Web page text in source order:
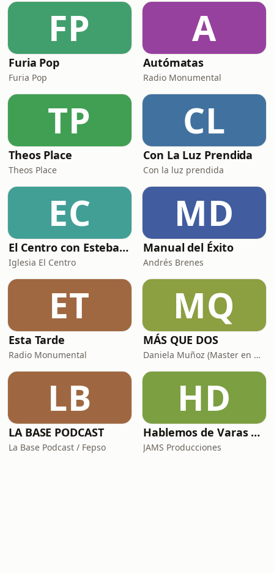
FP
Furia Pop
Furia Pop
A
Autómatas
Radio Monumental
TP
Theos Place
Theos Place
CL
Con La Luz Prendida
Con la luz prendida
EC
El Centro con Esteban Solís
Iglesia El Centro
MD
Manual del Éxito
Andrés Brenes
ET
Esta Tarde
Radio Monumental
MQ
MÁS QUE DOS
Daniela Muñoz (Master en Neurociencias e IE) y Chris Campos (Organizador Profesional de Espacios)
LB
LA BASE PODCAST
La Base Podcast / Fepso
HD
Hablemos de Varas Raras el Podcast
JAMS Producciones